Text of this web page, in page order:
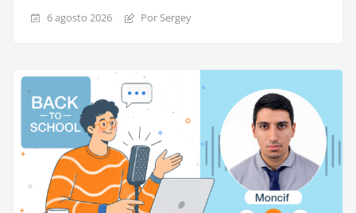
6 agosto 2026 Por Sergey